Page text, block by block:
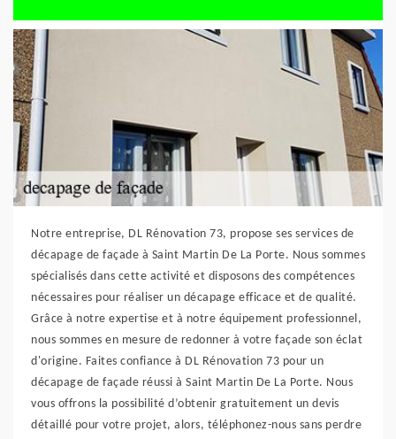
Notre entreprise, DL Rénovation 73, propose ses services de
décapage de façade à Saint Martin De La Porte. Nous sommes
spécialisés dans cette activité et disposons des compétences
nécessaires pour réaliser un décapage efficace et de qualité.
Grâce à notre expertise et à notre équipement professionnel,
nous sommes en mesure de redonner à votre façade son éclat
d'origine. Faites confiance à DL Rénovation 73 pour un
décapage de façade réussi à Saint Martin De La Porte. Nous
vous offrons la possibilité d’obtenir gratuitement un devis
détaillé pour votre projet, alors, téléphonez-nous sans perdre